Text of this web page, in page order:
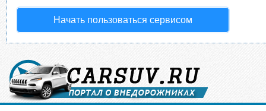
Начать пользоваться сервисом